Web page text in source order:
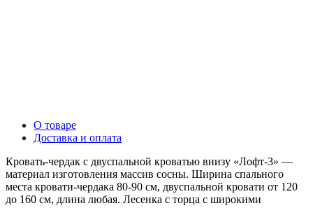
О товаре
Доставка и оплата
Кровать-чердак с двуспальной кроватью внизу «Лофт-3» —
материал изготовления массив сосны. Ширина спального
места кровати-чердака 80-90 см, двуспальной кровати от 120
до 160 см, длина любая. Лесенка с торца с широкими